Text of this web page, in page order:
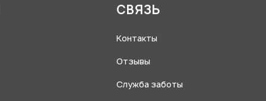
СВЯЗЬ
Контакты
Отзывы
Служба заботы